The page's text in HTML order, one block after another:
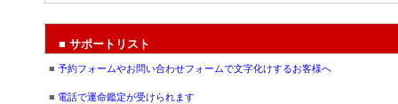
■ サポートリスト
■ 予約フォームやお問い合わせフォームで文字化けするお客様へ
■ 電話で運命鑑定が受けられます